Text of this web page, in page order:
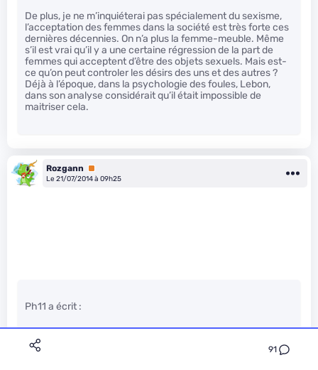
91
De plus, je ne m’inquiéterai pas spécialement du sexisme,
l’acceptation des femmes dans la société est très forte ces
dernières décennies. On n’a plus la femme-meuble. Même
s’il est vrai qu’il y a une certaine régression de la part de
femmes qui acceptent d’être des objets sexuels. Mais est-
ce qu’on peut controler les désirs des uns et des autres ?
Déjà à l’époque, dans la psychologie des foules, Lebon,
dans son analyse considérait qu’il était impossible de
maitriser cela.
Rozgann
Premium
Le 21/07/2014 à 09h25
Ph11 a écrit :
Tu sais, la haine, il y en a toujours, il y en a toujours eu.